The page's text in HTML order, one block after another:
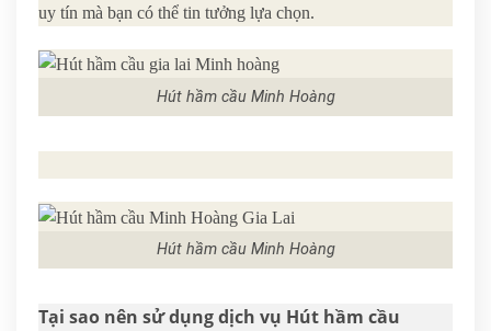
uy tín mà bạn có thể tin tưởng lựa chọn.
Hút hầm cầu Minh Hoàng
Hút hầm cầu Minh Hoàng
Tại sao nên sử dụng dịch vụ Hút hầm cầu